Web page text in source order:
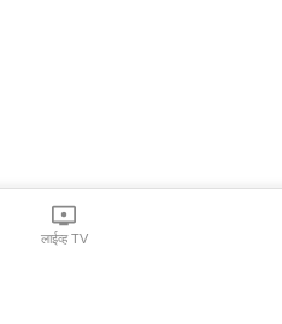
लाईव्ह TV